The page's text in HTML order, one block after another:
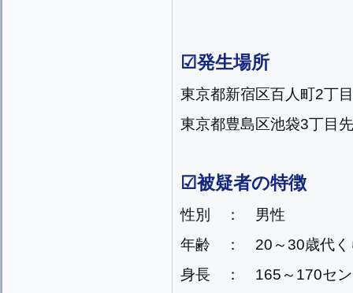
☑発生場所
東京都新宿区百人町2丁
東京都豊島区池袋3丁目
☑被疑者の特徴
性別 ： 男性
年齢 ： 20～30歳代く
身長 ： 165～170セン